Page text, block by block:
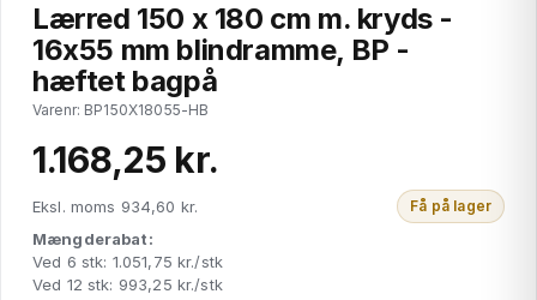
Lærred 150 x 180 cm m. kryds -
16x55 mm blindramme, BP -
hæftet bagpå
Varenr: BP150X18055-HB
1.168,25 kr.
Eksl. moms 934,60 kr. Få på lager
Mængderabat:
Ved 6 stk: 1.051,75 kr./stk
Ved 12 stk: 993,25 kr./stk